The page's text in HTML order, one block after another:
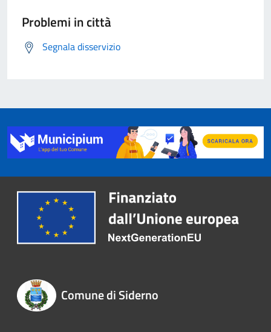
Problemi in città
Segnala disservizio
Comune di Siderno